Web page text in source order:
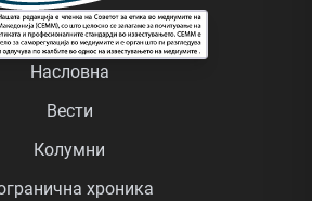
Насловна
Вести
Колумни
хроника